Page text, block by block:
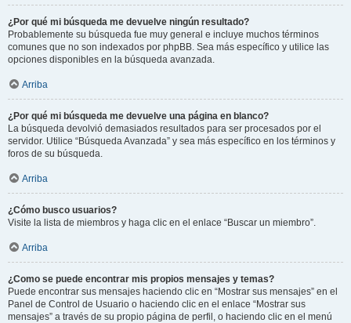
¿Por qué mi búsqueda me devuelve ningún resultado?
Probablemente su búsqueda fue muy general e incluye muchos términos
comunes que no son indexados por phpBB. Sea más específico y utilice las
opciones disponibles en la búsqueda avanzada.
Arriba
¿Por qué mi búsqueda me devuelve una página en blanco?
La búsqueda devolvió demasiados resultados para ser procesados por el
servidor. Utilice “Búsqueda Avanzada” y sea más específico en los términos y
foros de su búsqueda.
Arriba
¿Cómo busco usuarios?
Visite la lista de miembros y haga clic en el enlace “Buscar un miembro”.
Arriba
¿Como se puede encontrar mis propios mensajes y temas?
Puede encontrar sus mensajes haciendo clic en “Mostrar sus mensajes” en el
Panel de Control de Usuario o haciendo clic en el enlace “Mostrar sus
mensajes” a través de su propio página de perfil, o haciendo clic en el menú